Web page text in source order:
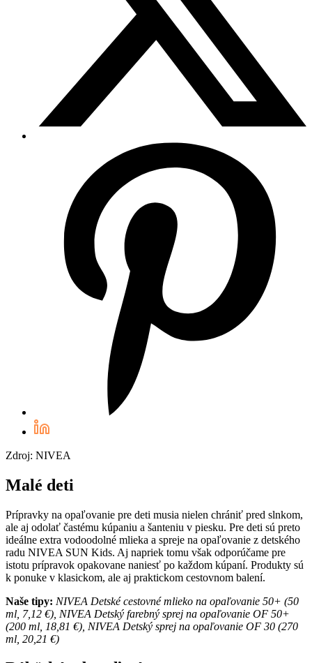
Zdroj: NIVEA
Malé deti
Prípravky na opaľovanie pre deti musia nielen chrániť pred slnkom,
ale aj odolať častému kúpaniu a šanteniu v piesku. Pre deti sú preto
ideálne extra vodoodolné mlieka a spreje na opaľovanie z detského
radu NIVEA SUN Kids. Aj napriek tomu však odporúčame pre
istotu prípravok opakovane naniesť po každom kúpaní. Produkty sú
k ponuke v klasickom, ale aj praktickom cestovnom balení.
Naše tipy: NIVEA Detské cestovné mlieko na opaľovanie 50+ (50
ml, 7,12 €), NIVEA Detský farebný sprej na opaľovanie OF 50+
(200 ml, 18,81 €), NIVEA Detský sprej na opaľovanie OF 30 (270
ml, 20,21 €)